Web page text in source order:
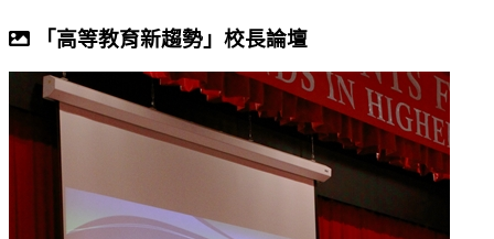
「高等教育新趨勢」校長論壇